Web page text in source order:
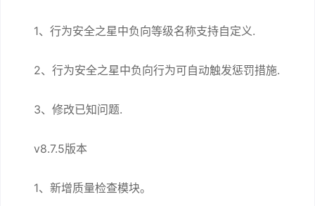
1、行为安全之星中负向等级名称支持自定义.
2、行为安全之星中负向行为可自动触发惩罚措施.
3、修改已知问题.
v8.7.5版本
1、新增质量检查模块。